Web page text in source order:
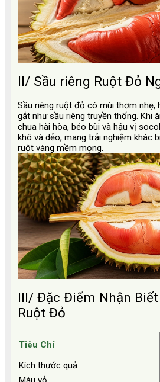
II/ Sầu riêng Ruột Đỏ
Sầu riêng ruột đỏ có mùi thơm nhẹ,
gắt như sầu riêng truyền thống. Khi
chua hài hòa, béo bùi và hậu vị
khô và dẻo, mang trải nghiệm khác
ruột vàng mềm mọng.
III/ Đặc Điểm Nhận Biết
Ruột Đỏ
Tiêu Chí
Kích thước quả